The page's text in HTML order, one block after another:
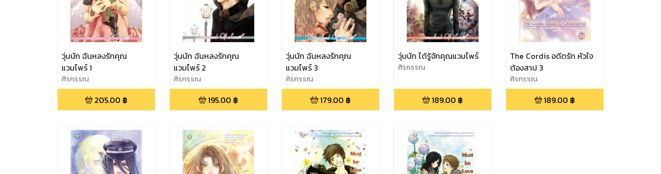
วุ่นนัก ฉันหลงรักคุณ
แวมไพร์ 1
ศิรกรรณ
205.00 ฿
วุ่นนัก ฉันหลงรักคุณ
แวมไพร์ 2
ศิรกรรณ
195.00 ฿
วุ่นนัก ฉันหลงรักคุณ
แวมไพร์ 3
ศิรกรรณ
179.00 ฿
วุ่นนัก ได้รู้จักคุณแวมไพร์
ศิรกรรณ
189.00 ฿
The Cordis อดีตรัก หัวใจ
ต้องสาป 3
ศิรกรรณ
189.00 ฿